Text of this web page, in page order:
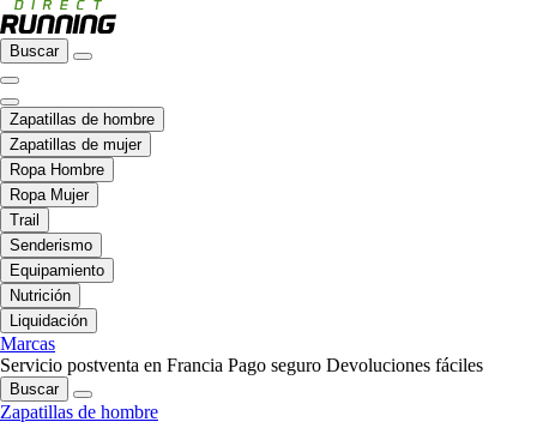
Buscar
Zapatillas de hombre
Zapatillas de mujer
Ropa Hombre
Ropa Mujer
Trail
Senderismo
Equipamiento
Nutrición
Liquidación
Marcas
Servicio postventa en Francia Pago seguro Devoluciones fáciles
Buscar
Zapatillas de hombre